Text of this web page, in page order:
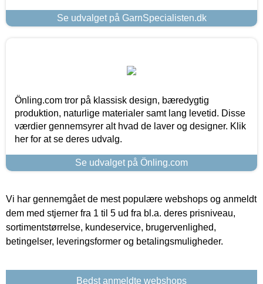
Se udvalget på GarnSpecialisten.dk
Önling.com tror på klassisk design, bæredygtig
produktion, naturlige materialer samt lang levetid. Disse
værdier gennemsyrer alt hvad de laver og designer. Klik
her for at se deres udvalg.
Se udvalget på Önling.com
Vi har gennemgået de mest populære webshops og anmeldt
dem med stjerner fra 1 til 5 ud fra bl.a. deres prisniveau,
sortimentstørrelse, kundeservice, brugervenlighed,
betingelser, leveringsformer og betalingsmuligheder.
Bedst anmeldte webshops